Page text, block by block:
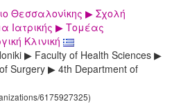
Θεσσαλονίκης ▶ Σχολή
Ιατρικής ▶ Τομέας
Κλινική
▶ Faculty of Health Sciences ▶
Surgery ▶ 4th Department of
6175927325)